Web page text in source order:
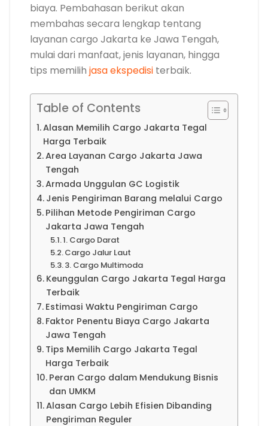
biaya. Pembahasan berikut akan
membahas secara lengkap tentang
layanan cargo Jakarta ke Jawa Tengah,
mulai dari manfaat, jenis layanan, hingga
tips memilih jasa ekspedisi terbaik.
Table of Contents
Alasan Memilih Cargo Jakarta Tegal
Harga Terbaik
Area Layanan Cargo Jakarta Jawa
Tengah
Armada Unggulan GC Logistik
Jenis Pengiriman Barang melalui Cargo
Pilihan Metode Pengiriman Cargo
Jakarta Jawa Tengah
1. Cargo Darat
Cargo Jalur Laut
3. Cargo Multimoda
Keunggulan Cargo Jakarta Tegal Harga
Terbaik
Estimasi Waktu Pengiriman Cargo
Faktor Penentu Biaya Cargo Jakarta
Jawa Tengah
Tips Memilih Cargo Jakarta Tegal
Harga Terbaik
Peran Cargo dalam Mendukung Bisnis
dan UMKM
Alasan Cargo Lebih Efisien Dibanding
Pengiriman Reguler